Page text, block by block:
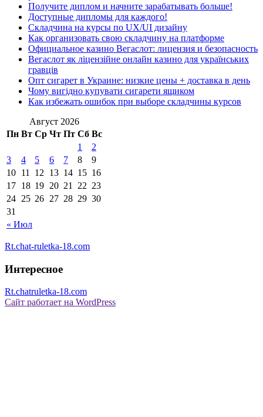
Получите диплом и начните зарабатывать больше!
Доступные дипломы для каждого!
Складчина на курсы по UX/UI дизайну
Как организовать свою складчину на платформе
Официальное казино Вегаслот: лицензия и безопасность
Вегаслот як ліцензійне онлайн казино для українських
гравців
Опт сигарет в Украине: низкие цены + доставка в день
Чому вигідно купувати сигарети ящиком
Как избежать ошибок при выборе складчины курсов
Август 2026
Пн Вт Ср Чт Пт Сб Вс
« Июл
1
2
3
4 5 6 7 8
9
10 11 12 13 14 15 16
17 18 19 20 21 22 23
24 25 26 27 28 29 30
31
Rt.chat-ruletka-18.com
Интересное
Rt.chatruletka-18.com
Сайт работает на WordPress